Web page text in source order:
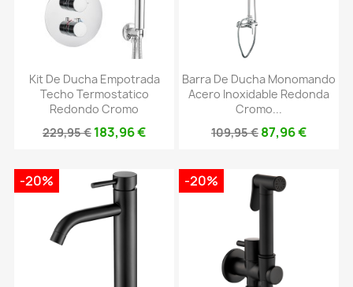
Kit De Ducha Empotrada
Techo Termostatico
Redondo Cromo
229,95 € 183,96 €
Barra De Ducha Monomando
Acero Inoxidable Redonda
Cromo...
109,95 € 87,96 €
-20% -20%